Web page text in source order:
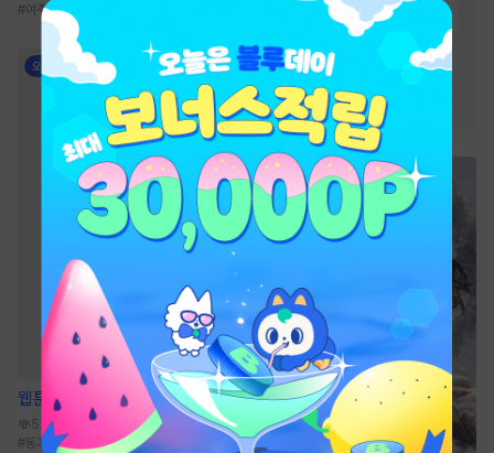
#여주중심
웹툰 순정 테러리즘
57.6만
#동거 #연상공 #연하수 #삼각관계
# 하드코어
#오피스물
# 스테디셀러
#후방주의 모럴리스